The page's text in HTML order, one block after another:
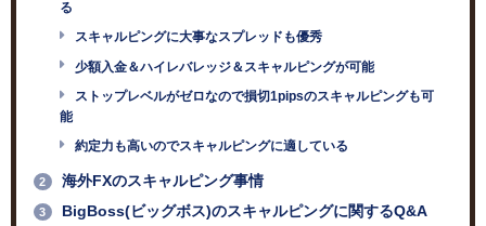
る
スキャルピングに大事なスプレッドも優秀
少額入金＆ハイレバレッジ＆スキャルピングが可能
ストップレベルがゼロなので損切1pipsのスキャルピングも可
能
約定力も高いのでスキャルピングに適している
2 海外FXのスキャルピング事情
3 BigBoss(ビッグボス)のスキャルピングに関するQ&A